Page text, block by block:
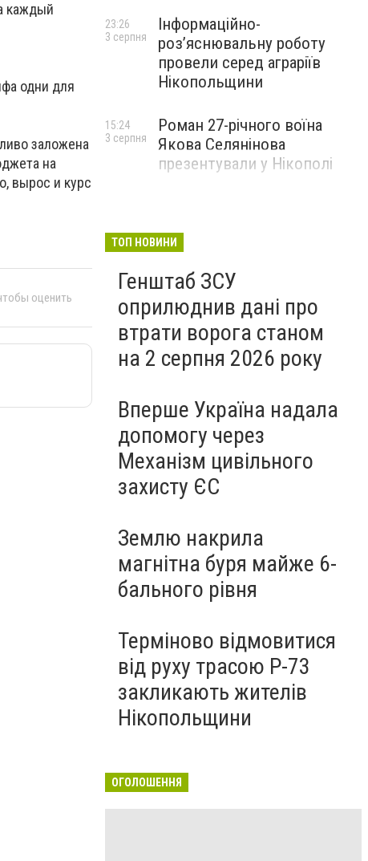
каждый
одни для
заложена
на
вырос и курс
оценить
Інформаційно-
роз’яснювальну роботу
провели серед аграріїв
Нікопольщини
23:26
3 серпня
Роман 27-річного воїна
Якова Селянінова
презентували у Нікополі
15:24
3 серпня
ТОП НОВИНИ
Генштаб ЗСУ
оприлюднив дані про
втрати ворога станом
на 2 серпня 2026 року
Вперше Україна надала
допомогу через
Механізм цивільного
захисту ЄС
Землю накрила
магнітна буря майже 6-
бального рівня
Терміново відмовитися
від руху трасою Р-73
закликають жителів
Нікопольщини
ОГОЛОШЕННЯ